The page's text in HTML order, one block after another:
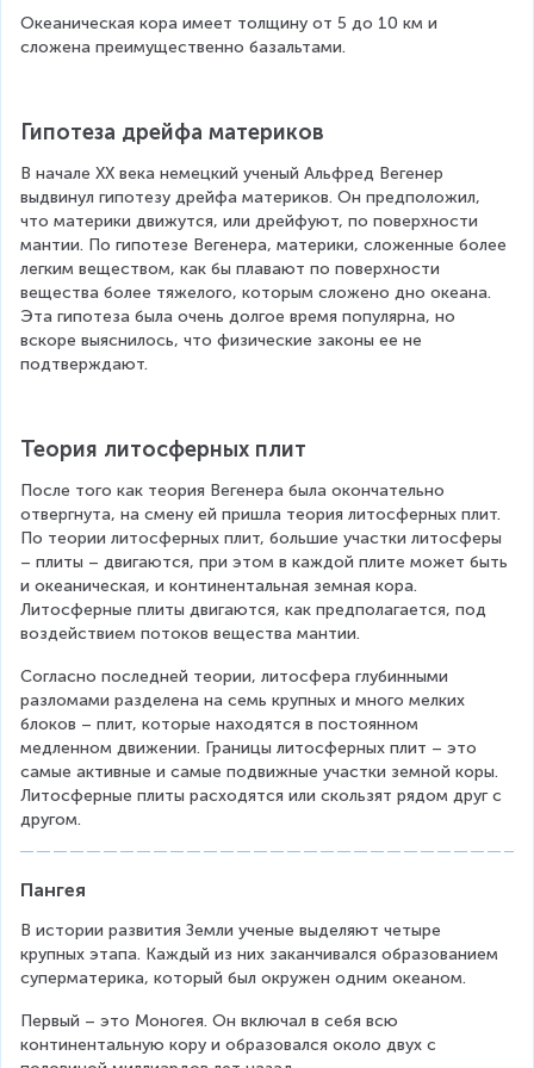
Океаническая кора имеет толщину от 5 до 10 км и
сложена преимущественно базальтами.
Гипотеза дрейфа материков
В начале ХХ века немецкий ученый Альфред Вегенер
выдвинул гипотезу дрейфа материков. Он предположил,
что материки движутся, или дрейфуют, по поверхности
мантии. По гипотезе Вегенера, материки, сложенные более
легким веществом, как бы плавают по поверхности
вещества более тяжелого, которым сложено дно океана.
Эта гипотеза была очень долгое время популярна, но
вскоре выяснилось, что физические законы ее не
подтверждают.
Теория литосферных плит
После того как теория Вегенера была окончательно
отвергнута, на смену ей пришла теория литосферных плит.
По теории литосферных плит, большие участки литосферы
– плиты – двигаются, при этом в каждой плите может быть
и океаническая, и континентальная земная кора.
Литосферные плиты двигаются, как предполагается, под
воздействием потоков вещества мантии.
Согласно последней теории, литосфера глубинными
разломами разделена на семь крупных и много мелких
блоков – плит, которые находятся в постоянном
медленном движении. Границы литосферных плит – это
самые активные и самые подвижные участки земной коры.
Литосферные плиты расходятся или скользят рядом друг с
другом.
Пангея
В истории развития Земли ученые выделяют четыре
крупных этапа. Каждый из них заканчивался образованием
суперматерика, который был окружен одним океаном.
Первый – это Моногея. Он включал в себя всю
континентальную кору и образовался около двух с